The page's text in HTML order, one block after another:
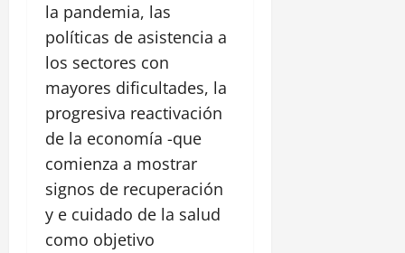
la pandemia, las
políticas de asistencia a
los sectores con
mayores dificultades, la
progresiva reactivación
de la economía -que
comienza a mostrar
signos de recuperación
y e cuidado de la salud
como objetivo